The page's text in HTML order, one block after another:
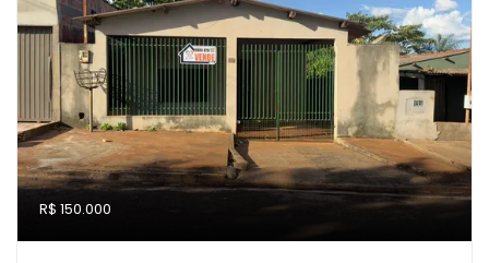
R$ 150.000